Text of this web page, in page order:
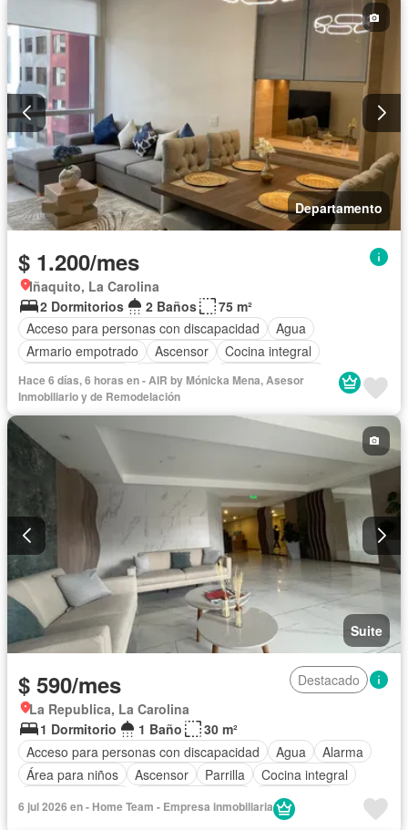
Seguridad
Completamente amoblado
Departamento
$ 1.200/mes
Iñaquito, La Carolina
2 Dormitorios
2 Baños
75 m²
Acceso para personas con discapacidad
Agua
Armario empotrado
Ascensor
Cocina integral
Cocina equipada
Electricidad
Estacionamiento
Gimnasio
Garita de guardianía
Piscina
Conserje Sauna Seguridad
Terraza
Vista panorámica
Completamente amoblado
Hace 6 días, 6 horas en - AIR by Mónicka Mena, Asesor
Inmobiliario y de Remodelación
Suite
$ 590/mes
Destacado
La Republica, La Carolina
1 Dormitorio
1 Baño
30 m²
Acceso para personas con discapacidad
Agua
Alarma
Área para niños
Ascensor Parrilla
Cocina integral
Electricidad
Gimnasio
Garita de guardianía Internet
Jacuzzi
6 jul 2026 en - Home Team - Empresa inmobiliaria